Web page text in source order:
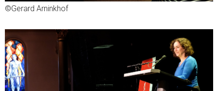
©Gerard Arninkhof